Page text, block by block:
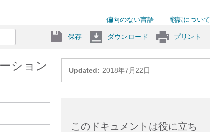
偏向のない言語 翻訳について
保存 ダウンロード プリント
Updated: 2018年7月22日
ション
このドキュメントは役に立ち